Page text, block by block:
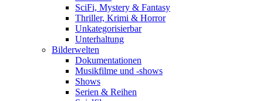
SciFi, Mystery & Fantasy
Thriller, Krimi & Horror
Unkategorisierbar
Unterhaltung
Bilderwelten
Dokumentationen
Musikfilme und -shows
Shows
Serien & Reihen